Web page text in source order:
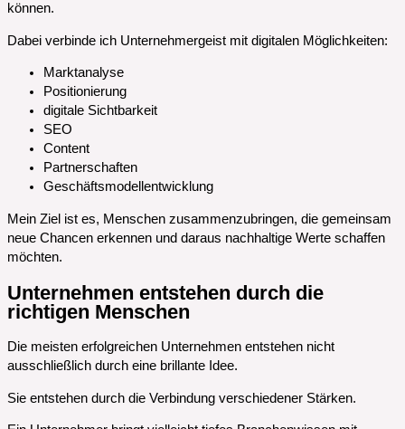
können.
Dabei verbinde ich Unternehmergeist mit digitalen Möglichkeiten:
Marktanalyse
Positionierung
digitale Sichtbarkeit
SEO
Content
Partnerschaften
Geschäftsmodellentwicklung
Mein Ziel ist es, Menschen zusammenzubringen, die gemeinsam
neue Chancen erkennen und daraus nachhaltige Werte schaffen
möchten.
Unternehmen entstehen durch die
richtigen Menschen
Die meisten erfolgreichen Unternehmen entstehen nicht
ausschließlich durch eine brillante Idee.
Sie entstehen durch die Verbindung verschiedener Stärken.